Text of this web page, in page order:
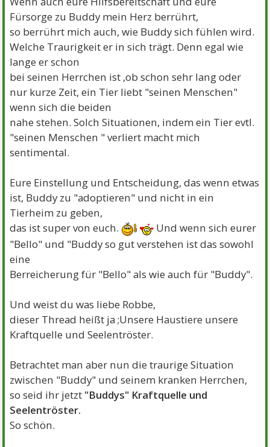
Fürsorge zu Buddy mein Herz berrührt,
so berrührt mich auch, wie Buddy sich fühlen wird.
Welche Traurigkeit er in sich trägt. Denn egal wie
lange er schon
bei seinen Herrchen ist ,ob schon sehr lang oder
nur kurze Zeit, ein Tier liebt "seinen Menschen"
wenn sich die beiden
nahe stehen. Solch Situationen, indem ein Tier evtl.
"seinen Menschen " verliert macht mich
sentimental.
Eure Einstellung und Entscheidung, das wenn etwas
ist, Buddy zu "adoptieren" und nicht in ein
Tierheim zu geben,
das ist super von euch.
Und wenn sich eurer
"Bello" und "Buddy so gut verstehen ist das sowohl
eine
Berreicherung für "Bello" als wie auch für "Buddy".
Und weist du was liebe Robbe,
dieser Thread heißt ja ;Unsere Haustiere unsere
Kraftquelle und Seelentröster.
Betrachtet man aber nun die traurige Situation
zwischen "Buddy" und seinem kranken Herrchen,
so seid ihr jetzt "Buddys" Kraftquelle und
Seelentröster.
So schön.